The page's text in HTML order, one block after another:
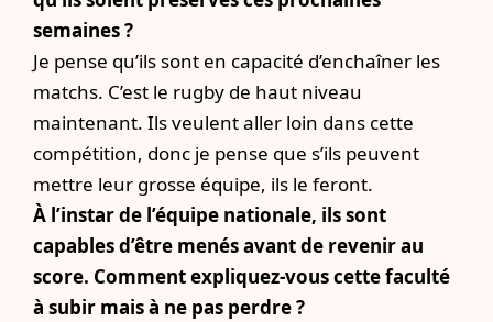
semaines ?
Je pense qu’ils sont en capacité d’enchaîner les
matchs. C’est le rugby de haut niveau
maintenant. Ils veulent aller loin dans cette
compétition, donc je pense que s’ils peuvent
mettre leur grosse équipe, ils le feront.
À l’instar de l’équipe nationale, ils sont
capables d’être menés avant de revenir au
score. Comment expliquez-vous cette faculté
à subir mais à ne pas perdre ?